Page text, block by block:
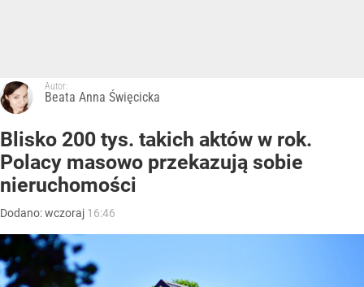
Autor:
Beata Anna Święcicka
Blisko 200 tys. takich aktów w rok.
Polacy masowo przekazują sobie
nieruchomości
Dodano:wczoraj 16:46